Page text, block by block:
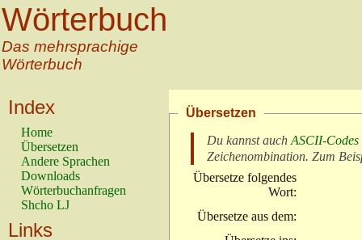
Wörterbuch
Das mehrsprachige
Wörterbuch
Index
Home
Übersetzen
Andere Sprachen
Downloads
Wörterbuchanfragen
Shcho LJ
Links
Übersetzen
Du kannst auch ASCII-Codes
Zeichenombination. Zum
Übersetze folgendes
Wort:
Übersetze aus dem: